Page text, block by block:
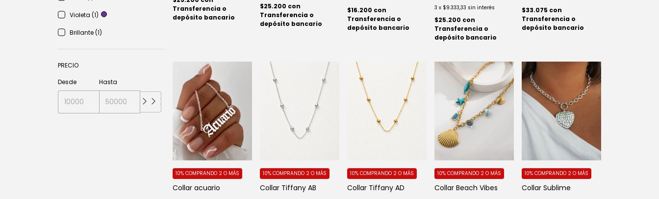
Violeta (1)
Brillante (1)
PRECIO
Desde
Hasta
Transferencia o
depósito bancario
$25.200 con
Transferencia o
depósito bancario
$16.200 con
Transferencia o
depósito bancario
3 x $9.333,33 sin interés
$25.200 con
Transferencia o
depósito bancario
$33.075 con
Transferencia o
depósito bancario
Collar acuario
10%COMPRANDO 2 O MÁS
Collar Tiffany AB
10%COMPRANDO 2 O MÁS
Collar Tiffany AD
10%COMPRANDO 2 O MÁS
Collar Beach Vibes
10%COMPRANDO 2 O MÁS
Collar Sublime
10%COMPRANDO 2 O MÁS